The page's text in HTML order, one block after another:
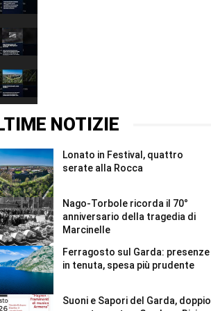
di
Marcinelle
serate
alla
#Shorts
NOTIZIE
Lonato in Festival, quattro
serate alla Rocca
Nago-Torbole ricorda il 70°
anniversario della tragedia di
Marcinelle
Ferragosto sul Garda: presenze
in tenuta, spesa più prudente
Suoni e Sapori del Garda, doppio